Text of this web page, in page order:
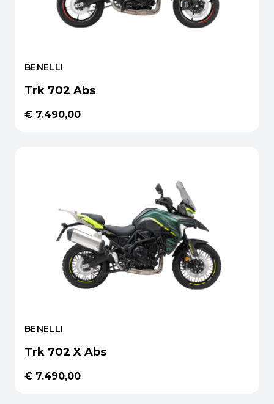
BENELLI
Trk 702 Abs
€ 7.490,00
BENELLI
Trk 702 X Abs
€ 7.490,00